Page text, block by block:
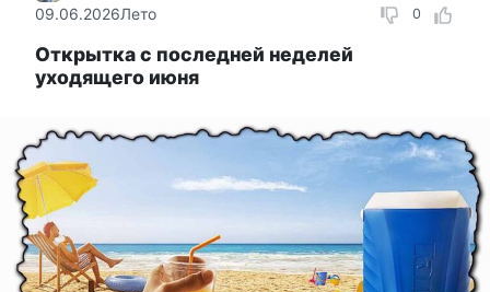
0
09.06.2026Лето
Открытка с последней неделей
уходящего июня